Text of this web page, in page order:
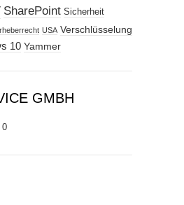
SharePoint Sicherheit
USA Verschlüsselung
10 Yammer
GMBH
0